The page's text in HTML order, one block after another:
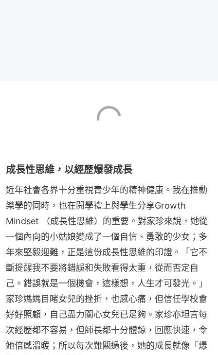
成長性思維，以經歷爆發成長
近年社會各界十分重視青少年的精神健康。我在推動
樂學的同時，也在開學禮上與學生分享Growth
Mindset （成長性思維）的重要。對家珍來說，她從
一個內向的小姑娘變成了一個自信、勇敢的少女；多
年來堅毅迎難，正是這份成長性思維的印證。「它不
斷提醒我不要將錯誤和失敗看得太重，從而否定自
己。錯誤就是一個機會，這樣想，人生才可發光。」
家珍媽媽目睹女兒的挫折，也感心痛，但信任學校會
好好照顧，自己盡力關心女兒已足夠。家珍亦坦言每
次經歷都不容易，但師長都十分體諒，回應快速，令
她倍感溫暖；所以每次難關過後，她的成長就像「爆